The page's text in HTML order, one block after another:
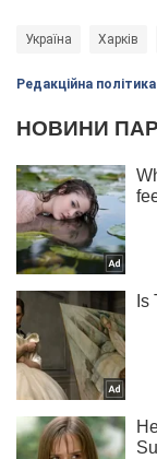
Україна Харків
Редакційна політика